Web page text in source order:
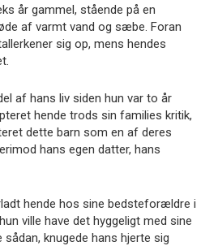
år gammel, stående på en
af varmt vand og sæbe. Foran
sig op, mens hendes
af hans liv siden hun var to år
hende trods sin families kritik,
dette barn som en af deres
hans egen datter, hans
hende hos sine bedsteforældre i
ville have det hyggeligt med sine
sådan, knugede hans hjerte sig